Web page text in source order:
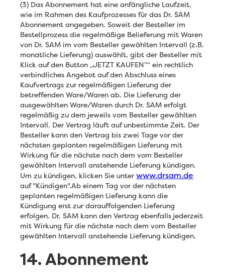
(3) Das Abonnement hat eine anfängliche Laufzeit,
wie im Rahmen des Kaufprozesses für das Dr. SAM
Abonnement angegeben. Soweit der Besteller im
Bestellprozess die regelmäßige Belieferung mit Waren
von Dr. SAM im vom Besteller gewählten Intervall (z.B.
monatliche Lieferung) auswählt, gibt der Besteller mit
Klick auf den Button „JETZT KAUFEN”“ ein rechtlich
verbindliches Angebot auf den Abschluss eines
Kaufvertrags zur regelmäßigen Lieferung der
betreffenden Ware/Waren ab. Die Lieferung der
ausgewählten Ware/Waren durch Dr. SAM erfolgt
regelmäßig zu dem jeweils vom Besteller gewählten
Intervall. Der Vertrag läuft auf unbestimmte Zeit. Der
Besteller kann den Vertrag bis zwei Tage vor der
nächsten geplanten regelmäßigen Lieferung mit
Wirkung für die nächste nach dem vom Besteller
gewählten Intervall anstehende Lieferung kündigen.
Um zu kündigen, klicken Sie unter www.drsam.de
auf "Kündigen".Ab einem Tag vor der nächsten
geplanten regelmäßigen Lieferung kann die
Kündigung erst zur darauffolgenden Lieferung
erfolgen. Dr. SAM kann den Vertrag ebenfalls jederzeit
mit Wirkung für die nächste nach dem vom Besteller
gewählten Intervall anstehende Lieferung kündigen.
14. Abonnement